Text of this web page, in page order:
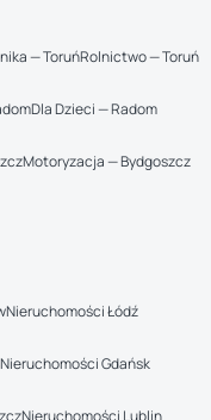
— ToruńRolnictwo — Toruń
Dla Dzieci — Radom
Motoryzacja — Bydgoszcz
Nieruchomości Łódź
Nieruchomości Gdańsk
Nieruchomości Lublin